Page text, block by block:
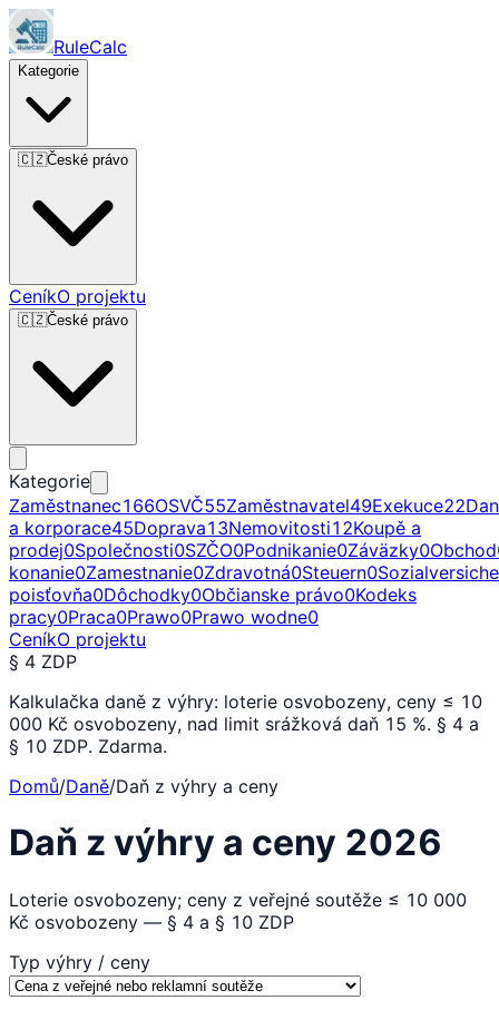
RuleCalc
Kategorie
🇨🇿České právo
CeníkO projektu
🇨🇿České právo
Kategorie
Zaměstnanec166OSVČ55Zaměstnavatel49Exekuce22
a korporace45Doprava13Nemovitosti12Koupě a
prodej0Společnosti0SZČO0Podnikanie0Záväzky0Obchod
konanie0Zamestnanie0Zdravotná0Steuern0
poisťovňa0Dôchodky0Občianske právo0Kodeks
pracy0Praca0Prawo0Prawo wodne0
CeníkO projektu
§ 4 ZDP
Kalkulačka daně z výhry: loterie osvobozeny, ceny ≤ 10
000 Kč osvobozeny, nad limit srážková daň 15 %. § 4 a
§ 10 ZDP. Zdarma.
Domů/Daně/Daň z výhry a ceny
Daň z výhry a ceny 2026
Loterie osvobozeny; ceny z veřejné soutěže ≤ 10 000
Kč osvobozeny — § 4 a § 10 ZDP
Typ výhry / ceny